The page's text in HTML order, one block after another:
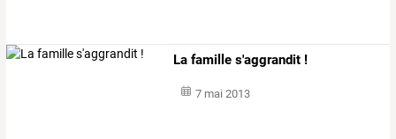
La famille s'aggrandit !
7 mai 2013